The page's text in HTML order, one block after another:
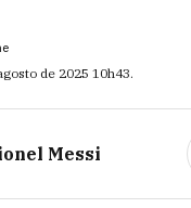
de 2025 10h43.
Messi